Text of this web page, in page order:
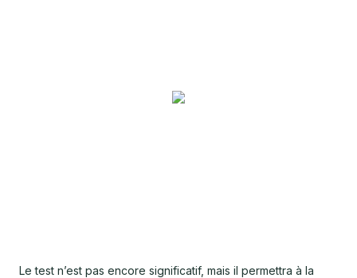
Le test n’est pas encore significatif, mais il permettra à la